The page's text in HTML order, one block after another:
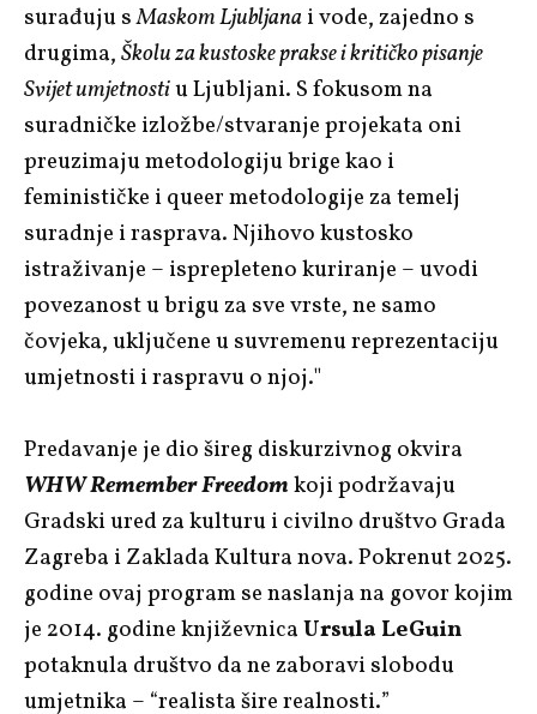
surađuju sMaskom Ljubljanai vode, zajedno s
drugima,Školu za kustoske prakse i kritičko pisanje
Svijet umjetnostiu Ljubljani. S fokusom na
suradničke izložbe/stvaranje projekata oni
preuzimaju metodologiju brige kao i
feminističke i queer metodologije za temelj
suradnje i rasprava. Njihovo kustosko
istraživanje – isprepleteno kuriranje – uvodi
povezanost u brigu za sve vrste, ne samo
čovjeka, uključene u suvremenu reprezentaciju
umjetnosti i raspravu o njoj."
Predavanje je dio šireg diskurzivnog okvira
WHW Remember Freedomkoji podržavaju
Gradski ured za kulturu i civilno društvo Grada
Zagreba i Zaklada Kulturanova. Pokrenut 2025.
godine ovaj program se naslanja na govor kojim
je 2014. godine književnicaUrsula LeGuin
potaknula društvo da ne zaboravi slobodu
umjetnika – “realista šire realnosti.”